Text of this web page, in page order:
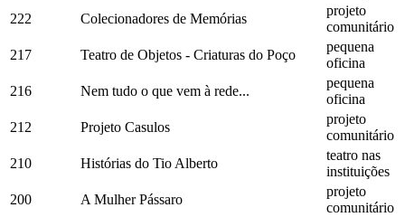
222
Colecionadores de Memórias
projeto
comunitário
217
Teatro de Objetos - Criaturas do Poço
pequena
oficina
216
Nem tudo o que vem à rede...
pequena
oficina
212
Projeto Casulos
projeto
comunitário
210
Histórias do Tio Alberto
teatro nas
instituições
200
A Mulher Pássaro
projeto
comunitário